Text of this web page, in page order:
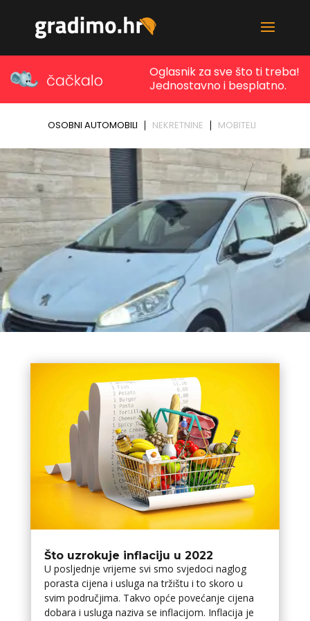
Što uzrokuje inflaciju u 2022
U posljednje vrijeme svi smo svjedoci naglog
porasta cijena i usluga na tržištu i to skoro u
svim područjima. Takvo opće povećanje cijena
dobara i usluga naziva se inflacijom. Inflacija je